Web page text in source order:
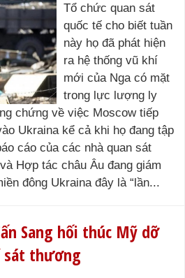
Tổ chức quan sát
quốc tế cho biết tuần
này họ đã phát hiện
ra hệ thống vũ khí
mới của Nga có mặt
trong lực lượng ly
chứng về việc Moscow tiếp
Ukraina kể cả khi họ đang tập
cáo của các nhà quan sát
Hợp tác châu Âu đang giám
đông Ukraina đây là “lần...
Sang hối thúc Mỹ dỡ
sát thương